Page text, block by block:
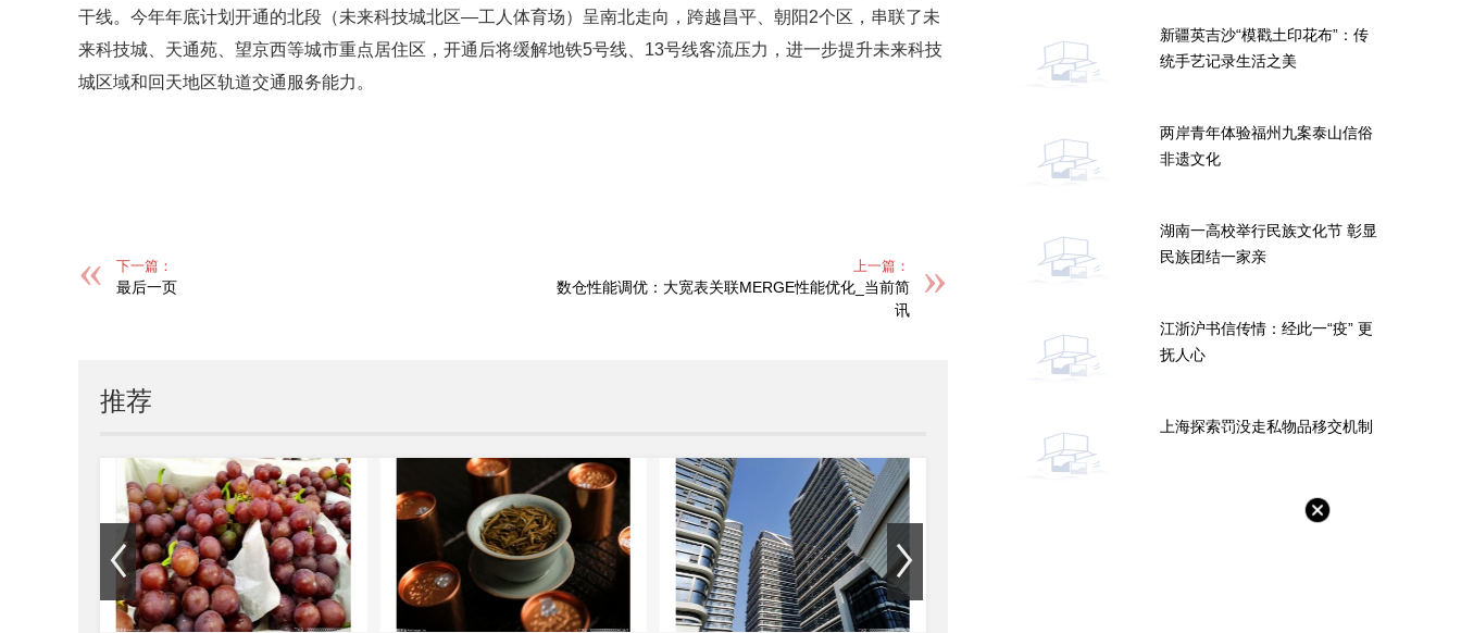
干线。今年年底计划开通的北段（未来科技城北区—工人体育场）呈南北走向，跨越昌平、朝阳2个区，串联了未
来科技城、天通苑、望京西等城市重点居住区，开通后将缓解地铁5号线、13号线客流压力，进一步提升未来科技
城区域和回天地区轨道交通服务能力。
下一篇：
最后一页
上一篇：
数仓性能调优：大宽表关联MERGE性能优化_当前简
讯
推荐
新疆英吉沙“模戳土印花布”：传
统手艺记录生活之美
两岸青年体验福州九案泰山信俗
非遗文化
湖南一高校举行民族文化节 彰显
民族团结一家亲
江浙沪书信传情：经此一“疫” 更
抚人心
上海探索罚没走私物品移交机制